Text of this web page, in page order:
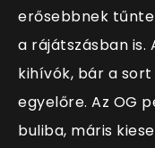
erősebbnek
a rájátszásban
kihívók, bár a sort
egyelőre. Az OG
buliba, máris